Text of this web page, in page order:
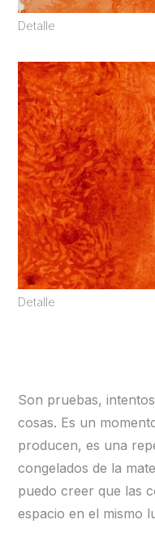
Detalle
Detalle
Son pruebas,
cosas. Es un
producen, es una
congelados de la
puedo creer que las
espacio en el mismo